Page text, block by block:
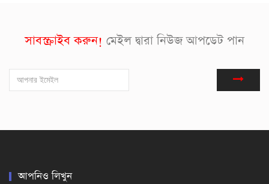
সাবস্ক্রাইব করুন! মেইল দ্বারা নিউজ আপডেট পান
আপনিও লিখুন